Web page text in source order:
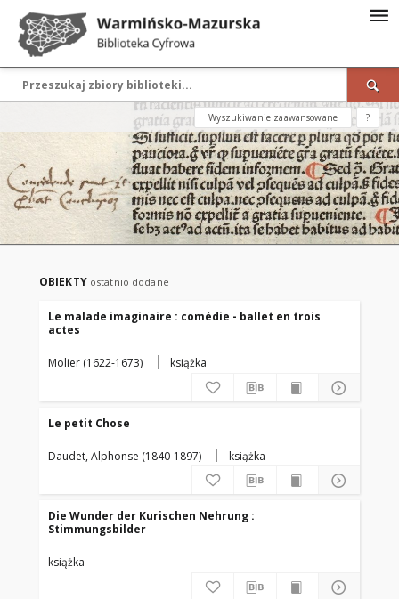
Wyszukiwanie zaawansowane ?
OBIEKTY ostatnio dodane
Le malade imaginaire : comédie - ballet en trois
actes
Molier (1622-1673) książka
Le petit Chose
Daudet, Alphonse (1840-1897) książka
Die Wunder der Kurischen Nehrung :
Stimmungsbilder
książka